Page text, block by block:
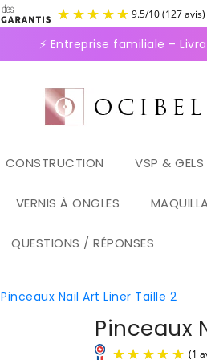
⚡ Entreprise familiale –
CONSTRUCTION VSP & GELS
VERNIS À ONGLES
QUESTIONS / RÉPONSES
Pinceaux Nail Art Liner Taille 2
Pinceaux